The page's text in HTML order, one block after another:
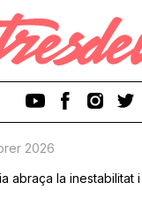
2026
abraça la inestabilitat